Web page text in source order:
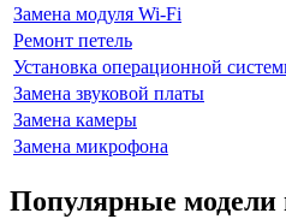
Замена модуля Wi-Fi
Ремонт петель
Установка операционной
Замена звуковой платы
Замена камеры
Замена микрофона
Популярные модели